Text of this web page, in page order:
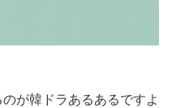
が韓ドラあるあるですよ